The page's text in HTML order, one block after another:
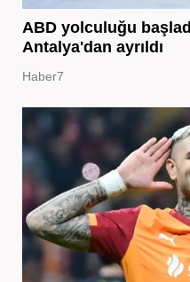
ABD yolculuğu
Antalya'dan ayrıldı
Haber7